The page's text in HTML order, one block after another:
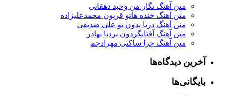
متن آهنگ نگار من وحید دهقانی
متن آهنگ خنده هاتو قربون محمدعلیزاده
متن آهنگ دریا بدون تو علی صدیقی
متن آهنگ آفتابگردون بردیا بهادر
متن آهنگ چرا ساکتی مهرادجم
آخرین دیدگاه‌ها
بایگانی‌ها